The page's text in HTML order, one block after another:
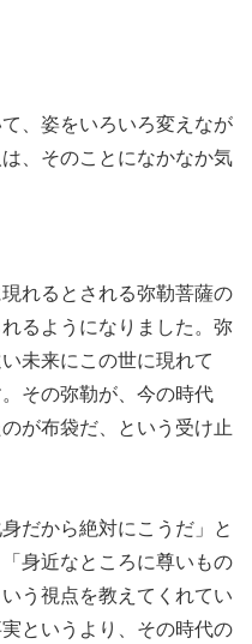
、姿をいろいろ変えなが
、そのことになかなか気
れるとされる弥勒菩薩の
るようになりました。弥
未来にこの世に現れて
その弥勒が、今の時代
が布袋だ、という受け止
だから絶対にこうだ」と
身近なところに尊いもの
う視点を教えてくれてい
というより、その時代の